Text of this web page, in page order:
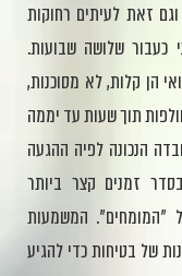
זאת לעיתים רחוקות
כעבור שלושה שבועות.
הן קלות, לא מסוכנות,
הנכונה לפיה ההגעה
זמנים קצר ביותר
"המומחים". המשמעות
של בטיחות כדי להגיע